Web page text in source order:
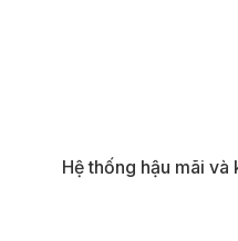
Hệ thống hậu mãi